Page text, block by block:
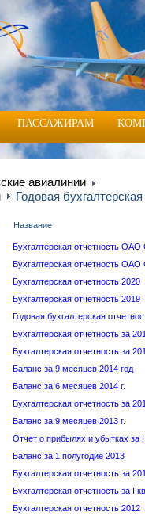
ПАССАЖИРАМ
авиалинии
Годовая
Название
Бухгалтерская отчетность ОАО
Бухгалтерская отчетность ОАО
Бухгалтерская отчетность 2020
Бухгалтерская отчетность 2019
Годовая бухгалтерская
Бухгалтерская отчетность за
Бухгалтерская отчетность за
Баланс за 9 месяцев 2014 год
Баланс за 6 месяцев 2014 г.
Бухгалтерская отчетность за
Баланс за 9 месяцев 2013 г.
Отчет о прибылях и убытках за I
Баланс за 1 полугодие 2013
Бухгалтерская отчетность за
Бухгалтерская отчетность за I
Бухгалтерская отчетность 2012